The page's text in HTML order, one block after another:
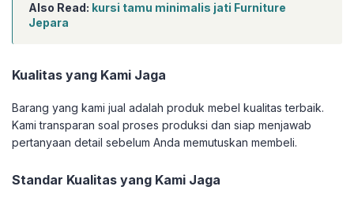
Also Read: kursi tamu minimalis jati Furniture
Jepara
Kualitas yang Kami Jaga
Barang yang kami jual adalah produk mebel kualitas terbaik.
Kami transparan soal proses produksi dan siap menjawab
pertanyaan detail sebelum Anda memutuskan membeli.
Standar Kualitas yang Kami Jaga